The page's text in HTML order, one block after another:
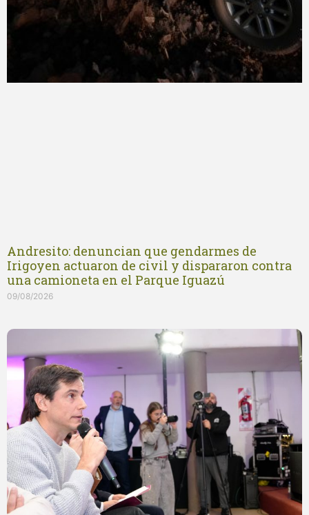
Andresito: denuncian que gendarmes de
Irigoyen actuaron de civil y dispararon contra
una camioneta en el Parque Iguazú
09/08/2026